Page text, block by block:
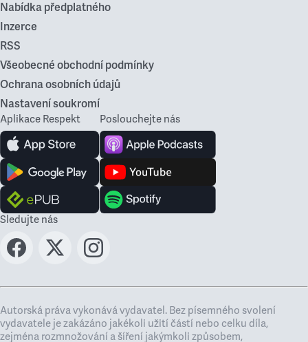
Nabídka předplatného
Inzerce
RSS
Všeobecné obchodní podmínky
Ochrana osobních údajů
Nastavení soukromí
Aplikace Respekt Poslouchejte nás
Sledujte nás
Autorská práva vykonává vydavatel. Bez písemného svolení
vydavatele je zakázáno jakékoli užití částí nebo celku díla,
zejména rozmnožování a šíření jakýmkoli způsobem,